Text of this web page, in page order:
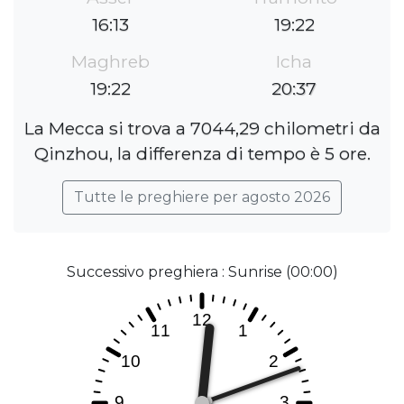
16:13
19:22
Maghreb
19:22
Icha
20:37
La Mecca si trova a 7044,29 chilometri da
Qinzhou, la differenza di tempo è 5 ore.
Tutte le preghiere per agosto 2026
Successivo preghiera : Sunrise (00:00)